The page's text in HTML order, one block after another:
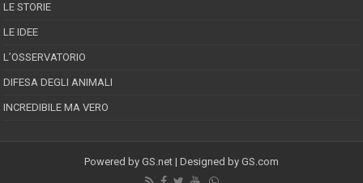
LE STORIE
LE IDEE
L’OSSERVATORIO
DIFESA DEGLI ANIMALI
INCREDIBILE MA VERO
Powered by GS.net | Designed by GS.com